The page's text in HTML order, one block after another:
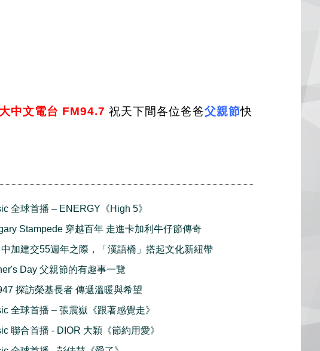
中文電台 FM94.7 祝天下間各位爸爸父親節快
全球首播 – ENERGY《High 5》
Stampede 穿越百年 走進卡加利牛仔節傳奇
中加建交55週年之際，「漢語橋」搭起文化新紐帶
Day 父親節的有趣事一覽
探訪榮基長者 傳遞溫暖與希望
全球首播 – 張震嶽《跟著感覺走》
聯合首播 - DIOR 大穎《節約用愛》